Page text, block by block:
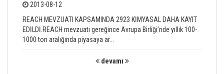
2013-08-12
REACH MEVZUATI KAPSAMINDA 2923 KİMYASAL DAHA KAYIT
EDİLDİ.REACH mevzuatı gereğince Avrupa Birliği’nde yıllık 100-
1000 ton aralığında piyasaya ar...
devamı